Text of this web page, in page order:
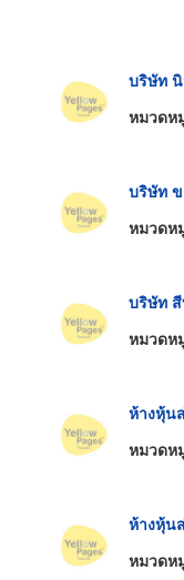
บริษัท
หมวดห
บริษัท
หมวดห
บริษัท สี
หมวดห
ห้างหุ้น
หมวดห
ห้างหุ้น
หมวดห